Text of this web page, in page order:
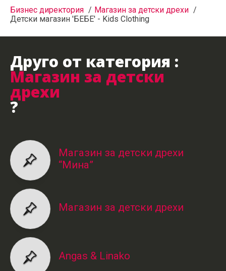
Бизнес директория
Магазин за детски дрехи
Детски магазин 'БЕБЕ' - Kids Clothing
Друго от категория :
Магазин за детски
дрехи
?
Магазин за детски дрехи
“Мина”
Магазин за детски дрехи
Angas & Linako